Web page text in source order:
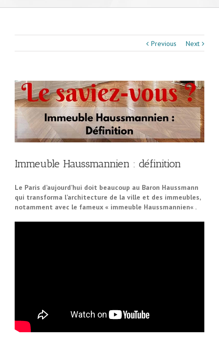
Previous Next
Immeuble Haussmannien : définition
Le Paris d’aujourd’hui doit beaucoup au Baron Haussmann
qui transforma l’architecture de la ville et des immeubles,
notamment avec le fameux « immeuble Haussmannien« .